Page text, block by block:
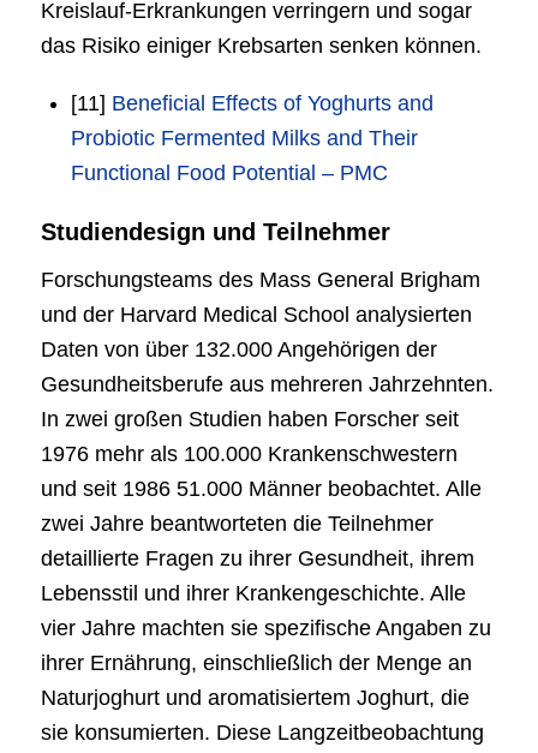
Kreislauf-Erkrankungen verringern und sogar
das Risiko einiger Krebsarten senken können.
[11] Beneficial Effects of Yoghurts and
Probiotic Fermented Milks and Their
Functional Food Potential – PMC
Studiendesign und Teilnehmer
Forschungsteams des Mass General Brigham
und der Harvard Medical School analysierten
Daten von über 132.000 Angehörigen der
Gesundheitsberufe aus mehreren Jahrzehnten.
In zwei großen Studien haben Forscher seit
1976 mehr als 100.000 Krankenschwestern
und seit 1986 51.000 Männer beobachtet. Alle
zwei Jahre beantworteten die Teilnehmer
detaillierte Fragen zu ihrer Gesundheit, ihrem
Lebensstil und ihrer Krankengeschichte. Alle
vier Jahre machten sie spezifische Angaben zu
ihrer Ernährung, einschließlich der Menge an
Naturjoghurt und aromatisiertem Joghurt, die
sie konsumierten. Diese Langzeitbeobachtung